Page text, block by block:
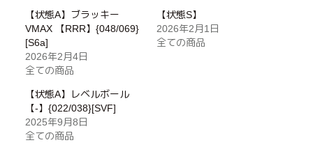
【状態A】ブラッキー
VMAX 【RRR】{048/069}
[S6a]
2026年2月4日
全ての商品
【状態S】
2026年2月1日
全ての商品
【状態A】レベルボール
【-】{022/038}[SVF]
2025年9月8日
全ての商品